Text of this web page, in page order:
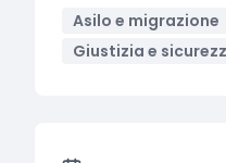
Asilo e migrazione
Giustizia e